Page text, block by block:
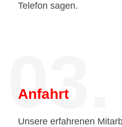
Telefon sagen.
03.
Anfahrt
Unsere erfahrenen